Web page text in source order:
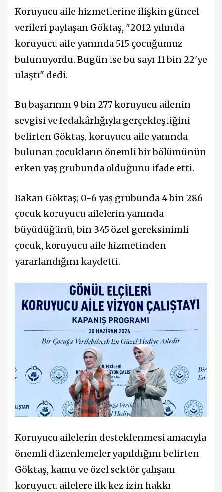
Koruyucu aile hizmetlerine ilişkin güncel
verileri paylaşan Göktaş, "2012 yılında
koruyucu aile yanında 515 çocuğumuz
bulunuyordu. Bugün ise bu sayı 11 bin 22'ye
ulaştı" dedi.
Bu başarının 9 bin 277 koruyucu ailenin
sevgisi ve fedakârlığıyla gerçekleştiğini
belirten Göktaş, koruyucu aile yanında
bulunan çocukların önemli bir bölümünün
erken yaş grubunda olduğunu ifade etti.
Bakan Göktaş; 0-6 yaş grubunda 4 bin 286
çocuk koruyucu ailelerin yanında
büyüdüğünü, bin 345 özel gereksinimli
çocuk, koruyucu aile hizmetinden
yararlandığını kaydetti.
Koruyucu ailelerin desteklenmesi amacıyla
önemli düzenlemeler yapıldığını belirten
Göktaş, kamu ve özel sektör çalışanı
koruyucu ailelere ilk kez izin hakkı